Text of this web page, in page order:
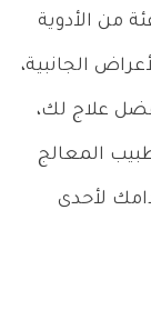
من الأدوية
الجانبية،
علاج لك،
المعالج
لأحدى